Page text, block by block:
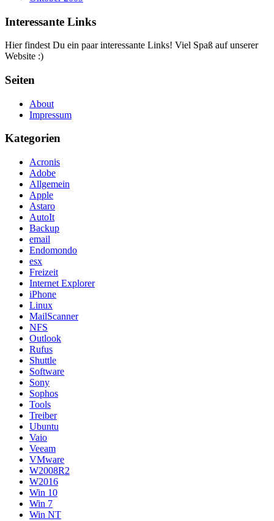
Interessante Links
Hier findest Du ein paar interessante Links! Viel Spaß auf unserer
Website :)
Seiten
About
Impressum
Kategorien
Acronis
Adobe
Allgemein
Apple
Astaro
AutoIt
Backup
email
Endomondo
esx
Freizeit
Internet Explorer
iPhone
Linux
MailScanner
NFS
Outlook
Rufus
Shuttle
Software
Sony
Sophos
Tools
Treiber
Ubuntu
Vaio
Veeam
VMware
W2008R2
W2016
Win 10
Win 7
Win NT